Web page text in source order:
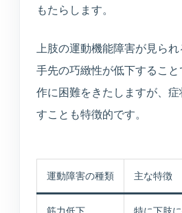
設備紹介
アクセス
所在地・駐車場・来院方法
アクセス
もたらします。
上肢の運動機能障害が見られ
手先の巧緻性が低下するこ
作に困難をきたしますが、
すことも特徴的です。
運動障害の種類 主な特徴